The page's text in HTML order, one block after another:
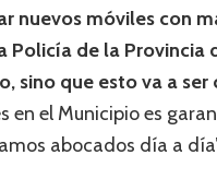
nuevos móviles con
de la Provincia
sino que esto va a ser
en el Municipio es
abocados día a